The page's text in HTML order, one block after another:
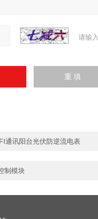
请输
通讯阳台光伏防逆流电表
制模块